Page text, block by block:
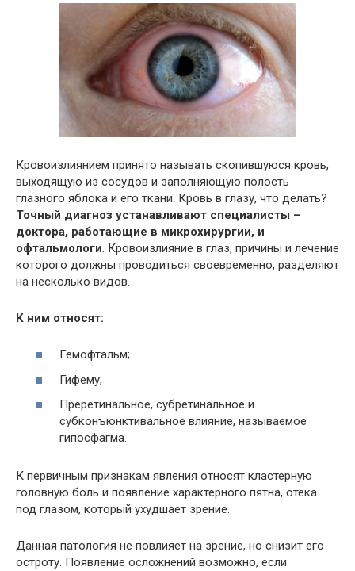
Кровоизлиянием принято называть скопившуюся кровь,
выходящую из сосудов и заполняющую полость
глазного яблока и его ткани. Кровь в глазу, что делать?
Точный диагноз устанавливают специалисты –
доктора, работающие в микрохирургии, и
офтальмологи. Кровоизлияние в глаз, причины и лечение
которого должны проводиться своевременно, разделяют
на несколько видов.
К ним относят:
Гемофтальм;
Гифему;
Преретинальное, субретинальное и
субконъюнктивальное влияние, называемое
гипосфагма.
К первичным признакам явления относят кластерную
головную боль и появление характерного пятна, отека
под глазом, который ухудшает зрение.
Данная патология не повлияет на зрение, но снизит его
остроту. Появление осложнений возможно, если